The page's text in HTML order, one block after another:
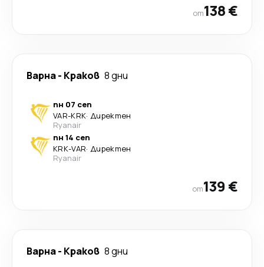
от138 €
Варна- Краков 8 дни
пн 07 сеп
VAR-KRK· Директен
Ryanair
пн 14 сеп
KRK-VAR· Директен
Ryanair
от139 €
Варна- Краков 8 дни